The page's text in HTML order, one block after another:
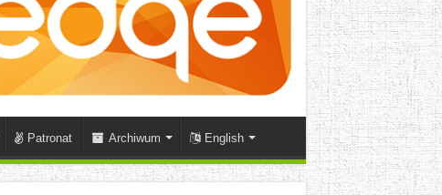
Patronat Archiwum English